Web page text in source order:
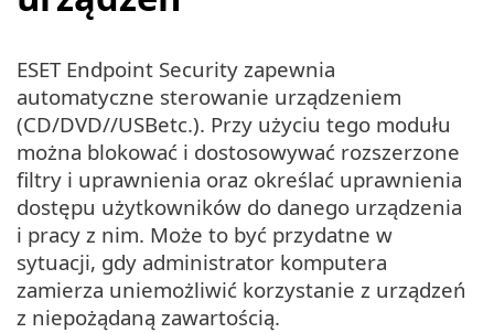
ESET Endpoint Security zapewnia
automatyczne sterowanie urządzeniem
(CD/DVD//USBetc.). Przy użyciu tego modułu
można blokować i dostosowywać rozszerzone
filtry i uprawnienia oraz określać uprawnienia
dostępu użytkowników do danego urządzenia
i pracy z nim. Może to być przydatne w
sytuacji, gdy administrator komputera
zamierza uniemożliwić korzystanie z urządzeń
z niepożądaną zawartością.